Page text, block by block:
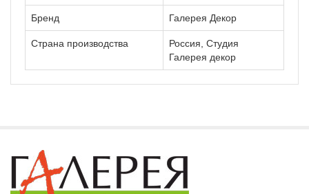
Бренд Галерея Декор
Страна производства
Россия, Студия
Галерея декор